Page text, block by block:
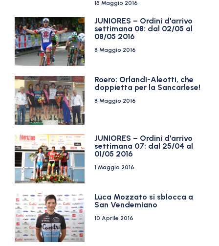
15 Maggio 2016
JUNIORES – Ordini d'arrivo
settimana 08: dal 02/05 al
08/05 2016
8 Maggio 2016
Roero: Orlandi-Aleotti, che
doppietta per la Sancarlese!
8 Maggio 2016
JUNIORES – Ordini d'arrivo
settimana 07: dal 25/04 al
01/05 2016
1 Maggio 2016
Luca Mozzato si sblocca a
San Vendemiano
10 Aprile 2016